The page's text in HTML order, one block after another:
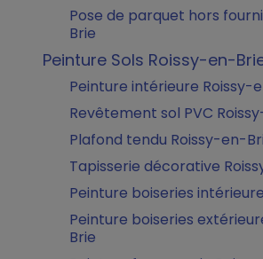
Pose de parquet hors
Brie
Peinture Sols Roissy-en-
Peinture intérieure Roissy-
Revêtement sol PVC
Plafond tendu Roissy-en-
Tapisserie décorative
Peinture boiseries
Peinture boiseries
Brie